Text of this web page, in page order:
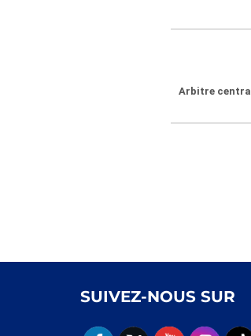
Arbitre central
SUIVEZ-NOUS SUR